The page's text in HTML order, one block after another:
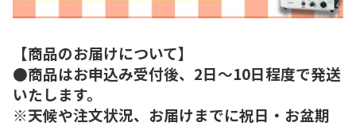
【商品のお届けについて】
●商品はお申込み受付後、2日～10日程度で発送
いたします。
※天候や注文状況、お届けまでに祝日・お盆期